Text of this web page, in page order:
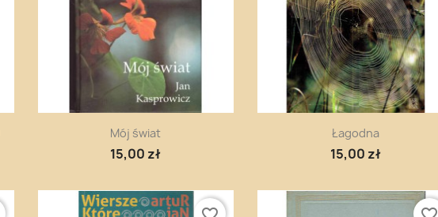
Szybki podgląd
Mój świat
15,00 zł
Szybki podgląd
Łagodna
15,00 zł